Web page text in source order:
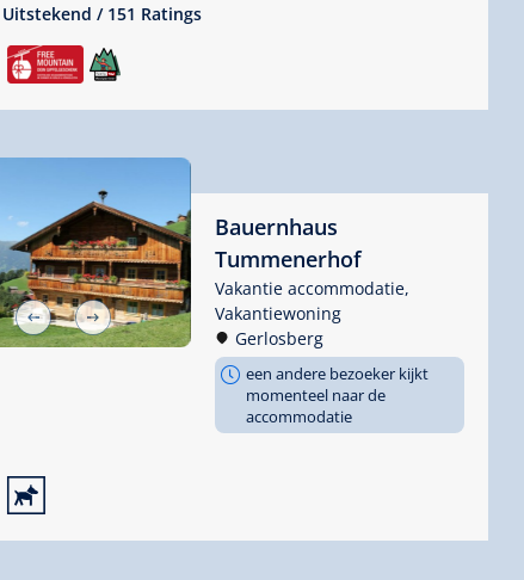
Uitstekend / 151 Ratings
Bauernhaus
Tummenerhof
Vakantie accommodatie,
Vakantiewoning
Gerlosberg
een andere bezoeker kijkt
momenteel naar de
accommodatie
🔮